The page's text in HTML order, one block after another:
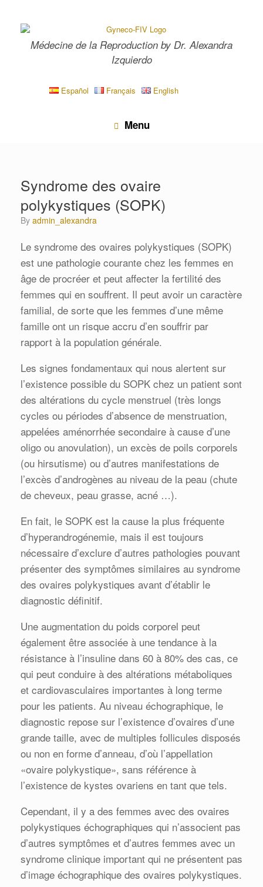
content
Médecine de la Reproduction by Dr. Alexandra
Izquierdo
Español Français English
Menu
Syndrome des ovaire
polykystiques (SOPK)
by admin_alexandra
Le syndrome des ovaires polykystiques (SOPK)
est une pathologie courante chez les femmes en
âge de procréer et peut affecter la fertilité des
femmes qui en souffrent. Il peut avoir un caractère
familial, de sorte que les femmes d’une même
famille ont un risque accru d’en souffrir par
rapport à la population générale.
Les signes fondamentaux qui nous alertent sur
l’existence possible du SOPK chez un patient sont
des altérations du cycle menstruel (très longs
cycles ou périodes d’absence de menstruation,
appelées aménorrhée secondaire à cause d’une
oligo ou anovulation), un excès de poils corporels
(ou hirsutisme) ou d’autres manifestations de
l’excès d’androgènes au niveau de la peau (chute
de cheveux, peau grasse, acné …).
En fait, le SOPK est la cause la plus fréquente
d’hyperandrogénemie, mais il est toujours
nécessaire d’exclure d’autres pathologies pouvant
présenter des symptômes similaires au syndrome
des ovaires polykystiques avant d’établir le
diagnostic définitif.
Une augmentation du poids corporel peut
également être associée à une tendance à la
résistance à l’insuline dans 60 à 80% des cas, ce
qui peut conduire à des altérations métaboliques
et cardiovasculaires importantes à long terme
pour les patients. Au niveau échographique, le
diagnostic repose sur l’existence d’ovaires d’une
grande taille, avec de multiples follicules disposés
ou non en forme d’anneau, d’où l’appellation
«ovaire polykystique», sans référence à
l’existence de kystes ovariens en tant que tels.
Cependant, il y a des femmes avec des ovaires
polykystiques échographiques qui n’associent pas
d’autres symptômes et d’autres femmes avec un
syndrome clinique important qui ne présentent pas
d’image échographique des ovaires polykystiques.